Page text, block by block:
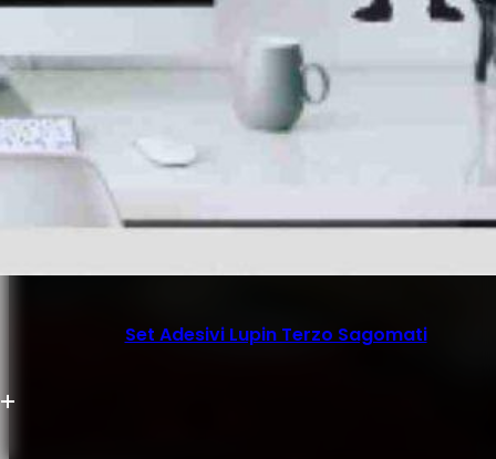
Set Adesivi Lupin Terzo Sagomati